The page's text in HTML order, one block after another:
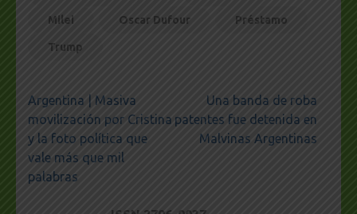
Milei Oscar Dufour Préstamo
Trump
Navegación
de
entradas
Argentina | Masiva
movilización por Cristina
y la foto política que
vale más que mil
palabras
Una banda de roba
patentes fue detenida en
Malvinas Argentinas